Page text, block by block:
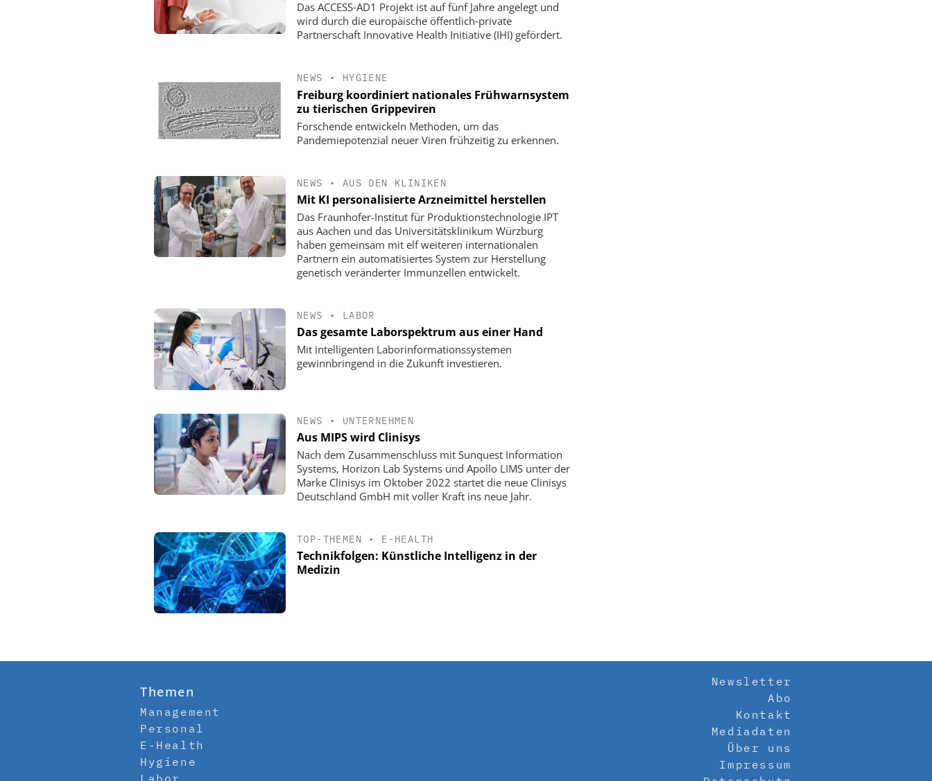
Das ACCESS‑AD1 Projekt ist auf fünf Jahre angelegt und
wird durch die europäische öffentlich‑private
Partnerschaft Innovative Health Initiative (IHI) gefördert.
NEWS • HYGIENE
Freiburg koordiniert nationales Frühwarnsystem
zu tierischen Grippeviren
Forschende entwickeln Methoden, um das
Pandemiepotenzial neuer Viren frühzeitig zu erkennen.
NEWS • AUS DEN KLINIKEN
Mit KI personalisierte Arzneimittel herstellen
Das Fraunhofer-Institut für Produktionstechnologie IPT
aus Aachen und das Universitätsklinikum Würzburg
haben gemeinsam mit elf weiteren internationalen
Partnern ein automatisiertes System zur Herstellung
genetisch veränderter Immunzellen entwickelt.
NEWS • LABOR
Das gesamte Laborspektrum aus einer Hand
Mit intelligenten Laborinformationssystemen
gewinnbringend in die Zukunft investieren.
NEWS • UNTERNEHMEN
Aus MIPS wird Clinisys
Nach dem Zusammenschluss mit Sunquest Information
Systems, Horizon Lab Systems und Apollo LIMS unter der
Marke Clinisys im Oktober 2022 startet die neue Clinisys
Deutschland GmbH mit voller Kraft ins neue Jahr.
TOP-THEMEN • E-HEALTH
Technikfolgen: Künstliche Intelligenz in der
Medizin
Themen
Management
Personal
E-Health
Hygiene
Newsletter
Abo
Kontakt
Mediadaten
Über uns
Impressum